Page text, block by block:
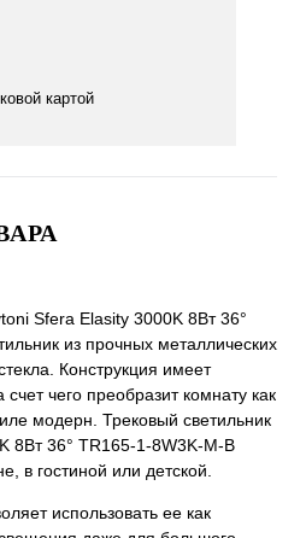
картой
Sfera Elasity 3000K 8Вт 36°
из прочных металлических
Конструкция имеет
чего преобразит комнату как
модерн. Трековый светильник
8Вт 36° TR165-1-8W3K-M-B
в гостиной или детской.
использовать ее как